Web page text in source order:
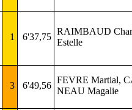
1 6'37,75
RAIMBAUD
Estelle
3 6'49,56
FEVRE Martial,
NEAU Magalie